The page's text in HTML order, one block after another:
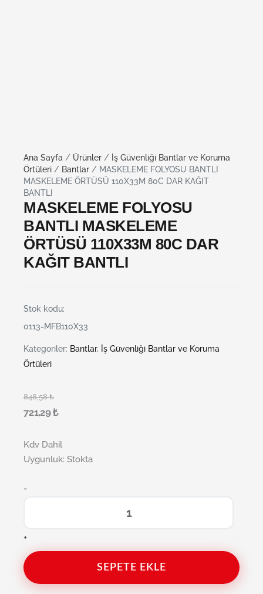
Ana Sayfa / Ürünler / İş Güvenliği Bantlar ve Koruma
Örtüleri / Bantlar / MASKELEME FOLYOSU BANTLI
MASKELEME ÖRTÜSÜ 110X33M 80C DAR KAĞIT
BANTLI
MASKELEME FOLYOSU
BANTLI MASKELEME
ÖRTÜSÜ 110X33M 80C DAR
KAĞIT BANTLI
Stok kodu:
0113-MFB110X33
Kategoriler: Bantlar, İş Güvenliği Bantlar ve Koruma
Örtüleri
848,58₺
721,29₺
Kdv Dahil
Uygunluk: Stokta
-
+
SEPETE EKLE